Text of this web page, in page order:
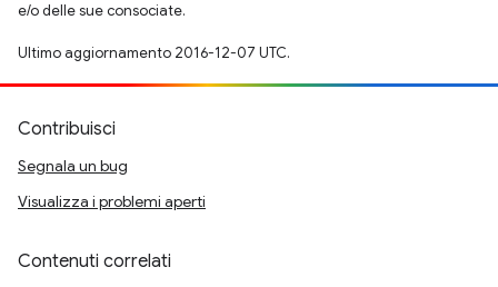
e/o delle sue consociate.
Ultimo aggiornamento 2016-12-07 UTC.
Contribuisci
Segnala un bug
Visualizza i problemi aperti
Contenuti correlati